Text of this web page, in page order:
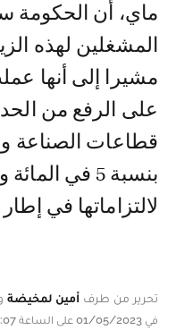
ماي، أن الحكومة
مشيرا إلى أنها
على الرفع من
قطاعات الصناعة
لالتزاماتها في
تحرير من طرف أمين لمخيضة
في 01/05/2023 على الساعة 14:07